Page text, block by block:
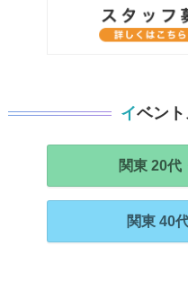
イベン
関東 20代
関東 40